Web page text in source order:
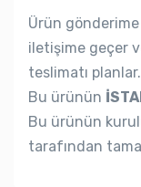
Ürün
iletişime geçer
teslimatı planlar.
Bu ürünün
Bu ürünün
tarafından